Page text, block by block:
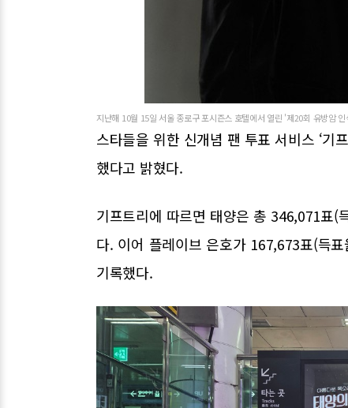
지난해 10월 15일 서울 종로구 포시즌스 호텔에서 열린 '제20회 유방암
스타들을 위한 신개념 팬 투표 서비스 ‘기
했다고 밝혔다.
기프트리에 따르면 태양은 총 346,071표(
다. 이어 플레이브 은호가 167,673표(득
기록했다.